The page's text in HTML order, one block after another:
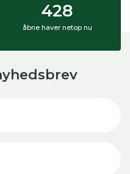
428
åbne haver netop nu